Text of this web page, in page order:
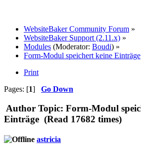
WebsiteBaker Community Forum »
WebsiteBaker Support (2.11.x) »
Modules (Moderator: Boudi) »
Form-Modul speichert keine Einträge
Print
Pages: [1] Go Down
Author Topic: Form-Modul
Einträge (Read 17682 times)
astricia